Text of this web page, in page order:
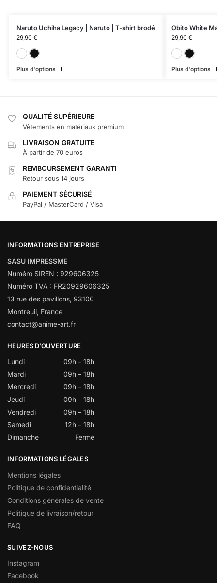
Naruto Uchiha Legacy | Naruto | T-shirt brodé
29,90 €
Plus d'options
Obito White
29,90 €
Plus d'options
QUALITÉ SUPÉRIEURE
Vêtements en matériaux premium
LIVRAISON GRATUITE
À partir de 70 euros
REMBOURSEMENT GARANTI
Retour sous 14 jours
PAIEMENT SÉCURISÉ
PayPal / MasterCard / Visa
INFORMATIONS ENTREPRISE
SASU IMPRESSME
Numéro SIREN : 929606325
Numéro TVA : FR20929606325
13 rue des pavillons, 93100
Montreuil, France
contact@anime-art.fr
HEURES D’OUVERTURE
Lundi
09h – 18h
Mardi
09h – 18h
Mercredi
09h – 18h
Jeudi
09h – 18h
Vendredi
09h – 18h
Samedi
12h – 18h
Dimanche
Fermé
INFORMATIONS LÉGALES
Mentions légales
Politique de confidentialité
Conditions générales de vente
Politique de livraison/retour
FAQ
SUIVEZ-NOUS
Instagram
Facebook